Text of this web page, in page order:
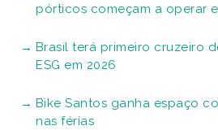
pórticos começam a operar
Brasil terá primeiro cruzeiro
ESG em 2026
Bike Santos ganha espaço
nas férias